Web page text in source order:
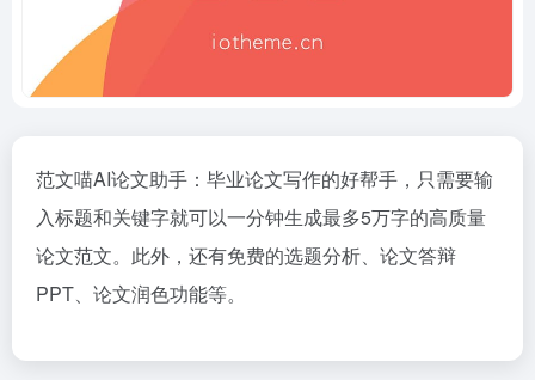
范文喵AI论文助手：毕业论文写作的好帮手，只需要输
入标题和关键字就可以一分钟生成最多5万字的高质量
论文范文。此外，还有免费的选题分析、论文答辩
PPT、论文润色功能等。